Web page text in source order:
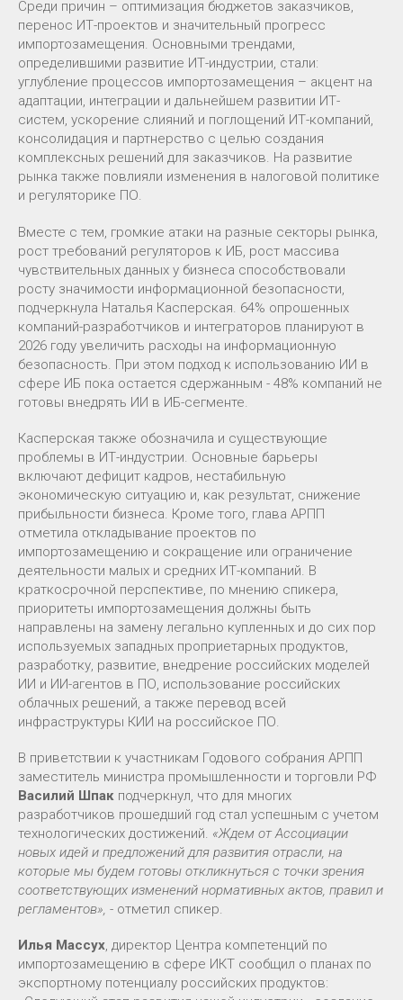
Среди причин – оптимизация бюджетов заказчиков,
перенос ИТ-проектов и значительный прогресс
импортозамещения. Основными трендами,
определившими развитие ИТ-индустрии, стали:
углубление процессов импортозамещения – акцент на
адаптации, интеграции и дальнейшем развитии ИТ-
систем, ускорение слияний и поглощений ИТ-компаний,
консолидация и партнерство с целью создания
комплексных решений для заказчиков. На развитие
рынка также повлияли изменения в налоговой политике
и регуляторике ПО.
Вместе с тем, громкие атаки на разные секторы рынка,
рост требований регуляторов к ИБ, рост массива
чувствительных данных у бизнеса способствовали
росту значимости информационной безопасности,
подчеркнула Наталья Касперская. 64% опрошенных
компаний-разработчиков и интеграторов планируют в
2026 году увеличить расходы на информационную
безопасность. При этом подход к использованию ИИ в
сфере ИБ пока остается сдержанным - 48% компаний не
готовы внедрять ИИ в ИБ-сегменте.
Касперская также обозначила и существующие
проблемы в ИТ-индустрии. Основные барьеры
включают дефицит кадров, нестабильную
экономическую ситуацию и, как результат, снижение
прибыльности бизнеса. Кроме того, глава АРПП
отметила откладывание проектов по
импортозамещению и сокращение или ограничение
деятельности малых и средних ИТ-компаний. В
краткосрочной перспективе, по мнению спикера,
приоритеты импортозамещения должны быть
направлены на замену легально купленных и до сих пор
используемых западных проприетарных продуктов,
разработку, развитие, внедрение российских моделей
ИИ и ИИ-агентов в ПО, использование российских
облачных решений, а также перевод всей
инфраструктуры КИИ на российское ПО.
В приветствии к участникам Годового собрания АРПП
заместитель министра промышленности и торговли РФ
Василий Шпак подчеркнул, что для многих
разработчиков прошедший год стал успешным с учетом
технологических достижений. «Ждем от Ассоциации
новых идей и предложений для развития отрасли, на
которые мы будем готовы откликнуться с точки зрения
соответствующих изменений нормативных актов, правил и
регламентов», - отметил спикер.
Илья Массух, директор Центра компетенций по
импортозамещению в сфере ИКТ сообщил о планах по
экспортному потенциалу российских продуктов: